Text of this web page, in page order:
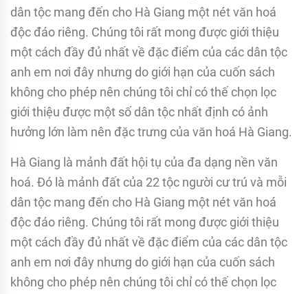
dân tộc mang đến cho Hà Giang một nét văn hoá
độc đáo riêng. Chúng tôi rất mong được giới thiệu
một cách đầy đủ nhất về đặc điểm của các dân tộc
anh em nơi đây nhưng do giới hạn của cuốn sách
không cho phép nên chúng tôi chỉ có thế chọn lọc
giới thiệu được một số dân tộc nhất định có ảnh
hưởng lớn làm nên đặc trưng của văn hoá Hà Giang.
Hà Giang là mảnh đất hội tụ của đa dạng nền văn
hoá. Đó là mảnh đất của 22 tộc người cư trú và mỗi
dân tộc mang đến cho Hà Giang một nét văn hoá
độc đáo riêng. Chúng tôi rất mong được giới thiệu
một cách đầy đủ nhất về đặc điểm của các dân tộc
anh em nơi đây nhưng do giới hạn của cuốn sách
không cho phép nên chúng tôi chỉ có thế chọn lọc